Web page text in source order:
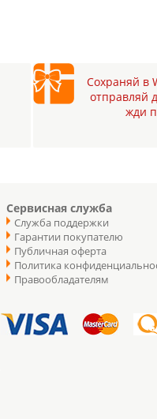
Сохраняй в
отправляй
жди
Сервисная служба
Служба поддержки
Гарантии покупателю
Публичная оферта
Политика
Правообладателям